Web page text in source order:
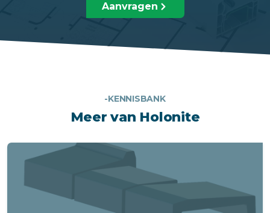
Aanvragen
-KENNISBANK
Meer van Holonite